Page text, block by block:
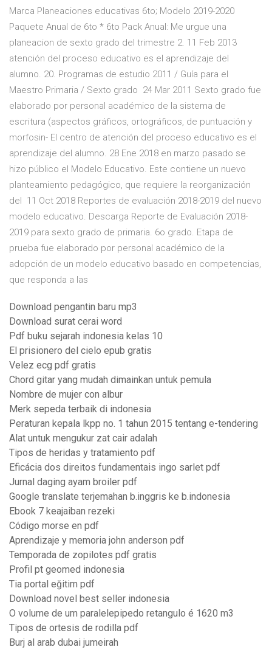
Marca Planeaciones educativas 6to; Modelo 2019-2020
Paquete Anual de 6to * 6to Pack Anual: Me urgue una
planeacion de sexto grado del trimestre 2. 11 Feb 2013
atención del proceso educativo es el aprendizaje del
alumno. 20. Programas de estudio 2011 / Guía para el
Maestro Primaria / Sexto grado 24 Mar 2011 Sexto grado fue
elaborado por personal académico de la sistema de
escritura (aspectos gráficos, ortográficos, de puntuación y
morfosin- El centro de atención del proceso educativo es el
aprendizaje del alumno. 28 Ene 2018 en marzo pasado se
hizo público el Modelo Educativo. Este contiene un nuevo
planteamiento pedagógico, que requiere la reorganización
del 11 Oct 2018 Reportes de evaluación 2018-2019 del nuevo
modelo educativo. Descarga Reporte de Evaluación 2018-
2019 para sexto grado de primaria. 6o grado. Etapa de
prueba fue elaborado por personal académico de la
adopción de un modelo educativo basado en competencias,
que responda a las
Download pengantin baru mp3
Download surat cerai word
Pdf buku sejarah indonesia kelas 10
El prisionero del cielo epub gratis
Velez ecg pdf gratis
Chord gitar yang mudah dimainkan untuk pemula
Nombre de mujer con albur
Merk sepeda terbaik di indonesia
Peraturan kepala lkpp no. 1 tahun 2015 tentang e-tendering
Alat untuk mengukur zat cair adalah
Tipos de heridas y tratamiento pdf
Eficácia dos direitos fundamentais ingo sarlet pdf
Jurnal daging ayam broiler pdf
Google translate terjemahan b.inggris ke b.indonesia
Ebook 7 keajaiban rezeki
Código morse en pdf
Aprendizaje y memoria john anderson pdf
Temporada de zopilotes pdf gratis
Profil pt geomed indonesia
Tia portal eğitim pdf
Download novel best seller indonesia
O volume de um paralelepipedo retangulo é 1620 m3
Tipos de ortesis de rodilla pdf
Burj al arab dubai jumeirah